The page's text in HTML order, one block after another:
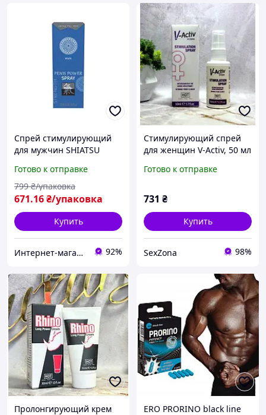
Спрей стимулирующий
для мужчин SHIATSU
Австрия
Готово к отправке
671.16₴/упаковка
799 ₴/упаковка
Купить
Интернет-магазин "Просто" 92%
Стимулирующий спрей
для женщин V-Activ, 50 мл
Готово к отправке
731 ₴
Купить
SexZona 98%
Пролонгирующий крем
ERO PRORINO black line